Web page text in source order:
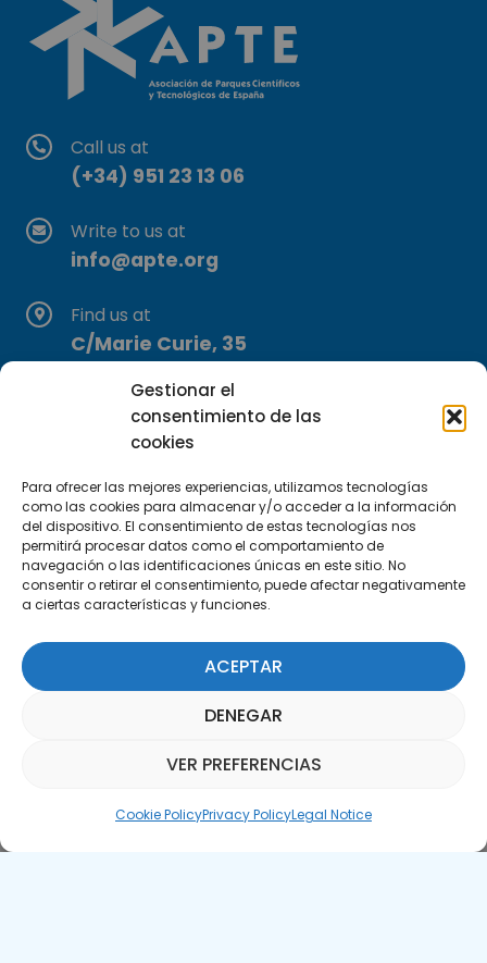
Gestionar el
consentimiento de las
cookies
Para ofrecer las mejores experiencias, utilizamos tecnologías
como las cookies para almacenar y/o acceder a la información
del dispositivo. El consentimiento de estas tecnologías nos
permitirá procesar datos como el comportamiento de
navegación o las identificaciones únicas en este sitio. No
consentir o retirar el consentimiento, puede afectar negativamente
a ciertas características y funciones.
ACEPTAR
DENEGAR
VER PREFERENCIAS
Cookie PolicyPrivacy PolicyLegal Notice
Call us at
(+34) 951 23 13 06
Write to us at
info@apte.org
Find us at
C/Marie Curie, 35
Subscribe to our Newsletter
SUBSCRIBE HERE